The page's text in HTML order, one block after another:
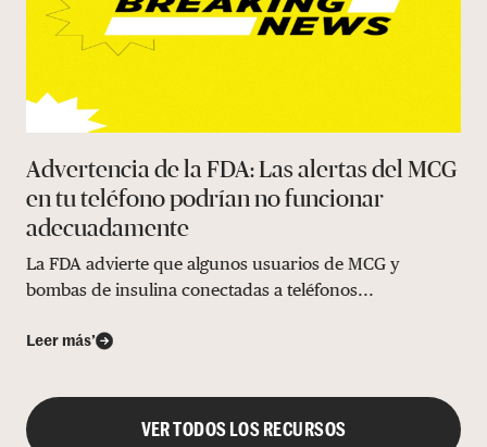
Advertencia de la FDA: Las alertas del MCG
en tu teléfono podrían no funcionar
adecuadamente
La FDA advierte que algunos usuarios de MCG y
bombas de insulina conectadas a teléfonos...
Leer más’
VER TODOS LOS RECURSOS